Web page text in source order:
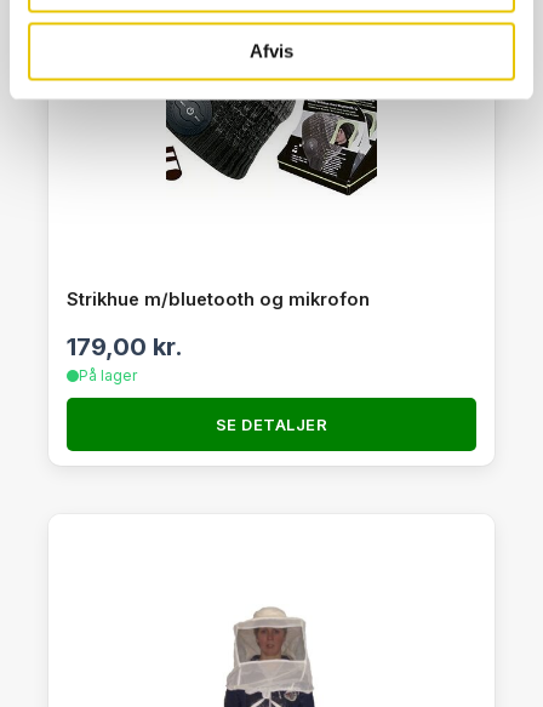
Afvis
Strikhue m/bluetooth og mikrofon
179,00 kr.
På lager
SE DETALJER